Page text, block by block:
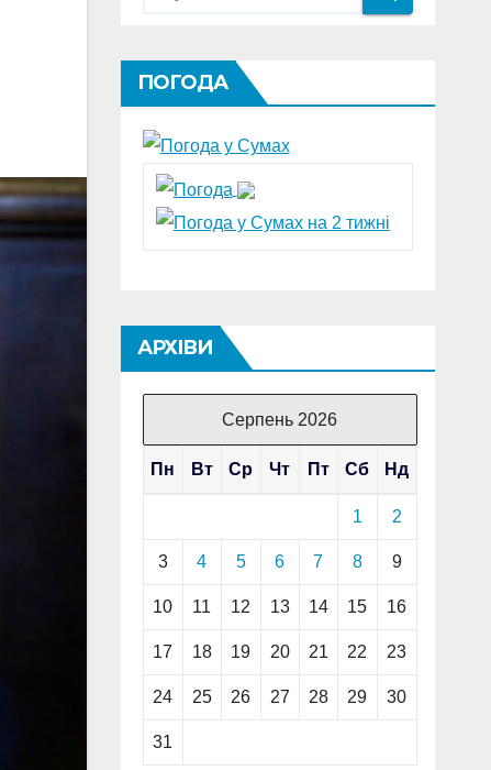
ПОГОДА
АРХІВИ
Серпень 2026
Пн Вт Ср Чт Пт Сб Нд
1 2
3 4 5 6 7 8 9
10 11 12 13 14 15 16
17 18 19 20 21 22 23
24 25 26 27 28 29 30
31